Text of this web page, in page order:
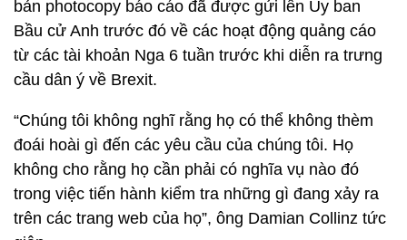
bản photocopy báo cáo đã được gửi lên Ủy ban
Bầu cử Anh trước đó về các hoạt động quảng cáo
từ các tài khoản Nga 6 tuần trước khi diễn ra trưng
cầu dân ý về Brexit.
“Chúng tôi không nghĩ rằng họ có thể không thèm
đoái hoài gì đến các yêu cầu của chúng tôi. Họ
không cho rằng họ cần phải có nghĩa vụ nào đó
trong việc tiến hành kiểm tra những gì đang xảy ra
trên các trang web của họ”, ông Damian Collinz tức